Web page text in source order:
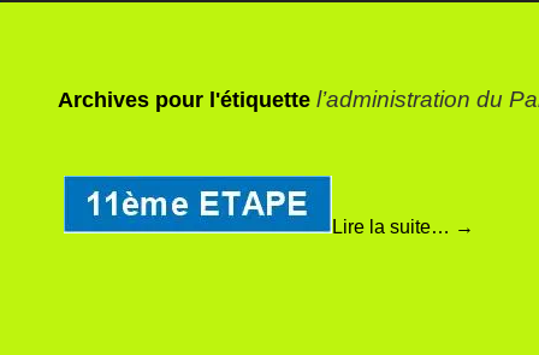
Archives pour l'étiquette l’administration du
Lire la suite… →